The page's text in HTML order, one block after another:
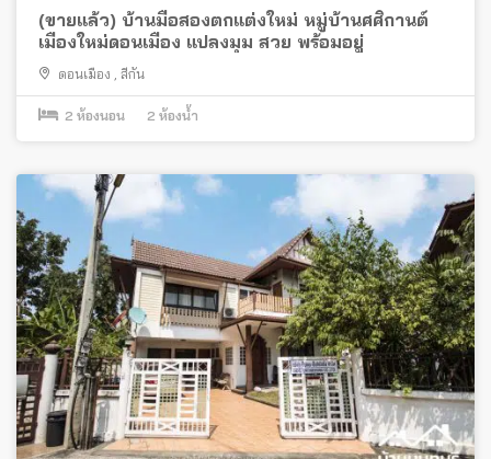
(ขายแล้ว) บ้านมือสองตกแต่งใหม่ หมู่บ้านศศิกานต์
เมืองใหม่ดอนเมือง แปลงมุม สวย พร้อมอยู่
ดอนเมือง สีกัน
2 ห้องนอน 2 ห้องน้ำ